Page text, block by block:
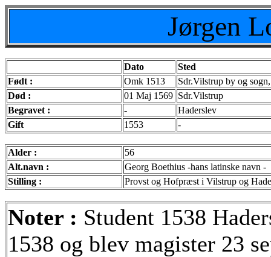
Jørgen
Dato
Sted
Født :
Omk 1513
Sdr.Vilstrup by og
Død :
01 Maj 1569 Sdr.Vilstrup
Begravet :
-
Haderslev
Gift
1553 -
Alder :
56
Alt.navn :
Georg Boethius -hans latinske navn -
Stilling :
Provst og Hofpræst i Vilstrup og
Noter : Student 1538
1538 og blev magister 23